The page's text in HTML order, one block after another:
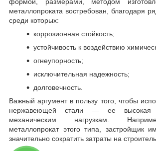
формой, размерами, методом
металлопроката востребован, благодаря
среди которых:
коррозионная стойкость;
устойчивость к воздействию
огнеупорность;
исключительная надежность;
долговечность.
Важный аргумент в пользу того, чтобы
нержавеющей стали — ее высокая
механическим нагрузкам.
металлопрокат этого типа, застройщик
значительно сократить затраты на